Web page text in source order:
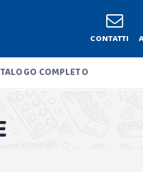
CONTATTI
COMPLETO